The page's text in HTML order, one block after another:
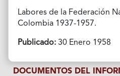
Labores de la Federación
Colombia 1937-1957.
Publicado:30 Enero 1958
DOCUMENTOS DEL